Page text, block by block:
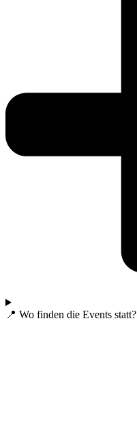
📍 Wo finden die Events statt?